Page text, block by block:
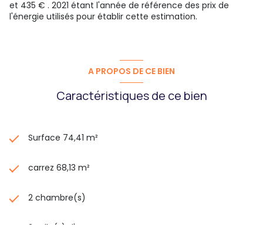
et 435 € . 2021 étant l'année de référence des prix de
l'énergie utilisés pour établir cette estimation.
A PROPOS DE CE BIEN
Caractéristiques de ce bien
Surface 74,41 m²
carrez 68,13 m²
2 chambre(s)